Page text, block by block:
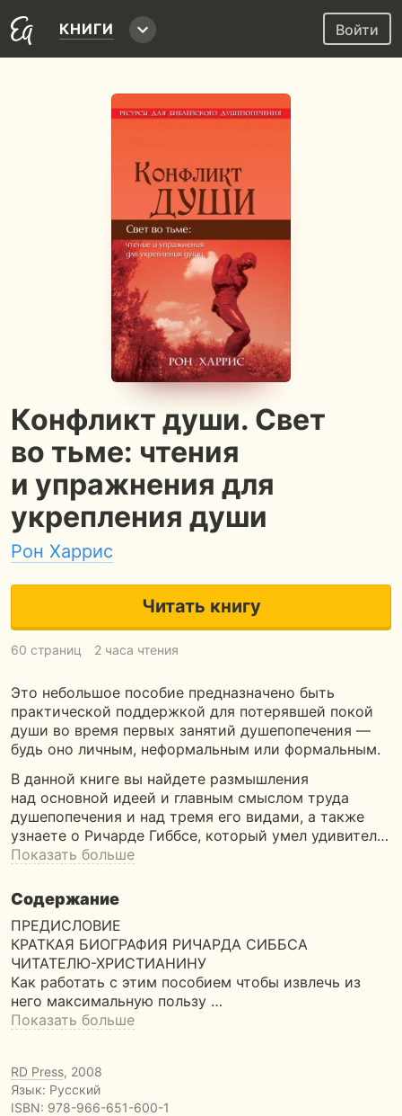
КНИГИ Войти
Конфликт души. Свет
во тьме: чтения
и упражнения для
укрепления души
Рон Харрис
Читать книгу
60 страниц 2 часа чтения
Это небольшое пособие предназначено быть
практической поддержкой для потерявшей покой
души во время первых занятий душепопечения —
будь оно личным, неформальным или формальным.
В данной книге вы найдете размышления
над основной идеей и главным смыслом труда
душепопечения и над тремя его видами, а также
узнаете о Ричарде Гиббсе, который умел удивител…
Показать больше
Содержание
ПРЕДИСЛОВИЕ
КРАТКАЯ БИОГРАФИЯ РИЧАРДА CИББСА
ЧИТАТЕЛЮ-ХРИСТИАНИНУ
Как работать с этим пособием чтобы извлечь из
него максимальную пользу …
Показать больше
RD Press, 2008
Язык: Русский
ISBN: 978-966-651-600-1